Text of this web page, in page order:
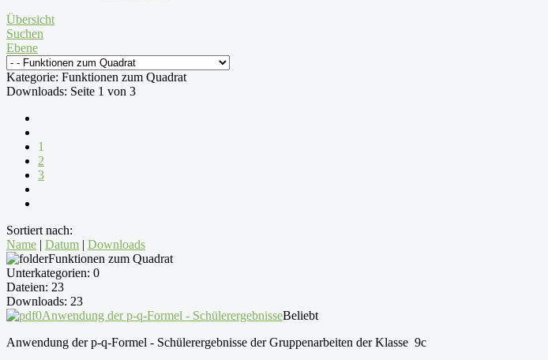
Übersicht
Suchen
Ebene
Kategorie: Funktionen zum Quadrat
Downloads: Seite 1 von 3
1
2
3
Sortiert nach:
Name | Datum | Downloads
Funktionen zum Quadrat
Unterkategorien: 0
Dateien: 23
Downloads: 23
Anwendung der p-q-Formel - SchülerergebnisseBeliebt
Anwendung der p-q-Formel - Schülerergebnisse der Gruppenarbeiten der Klasse 9c